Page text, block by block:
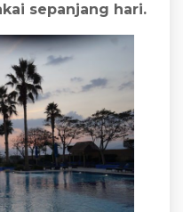
sepanjang hari.